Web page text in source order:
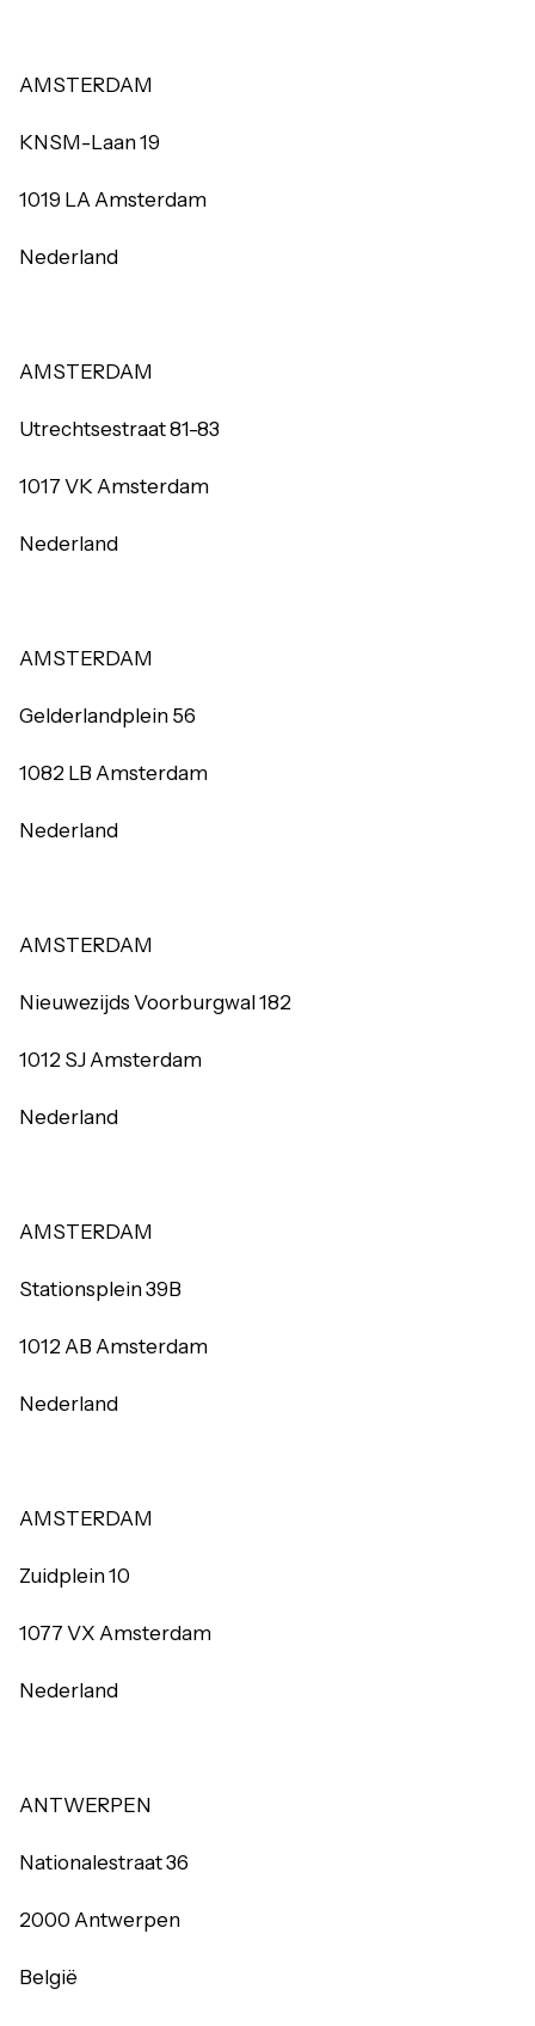
AMSTERDAM
KNSM-Laan 19
1019 LA Amsterdam
Nederland
AMSTERDAM
Utrechtsestraat 81-83
1017 VK Amsterdam
Nederland
AMSTERDAM
Gelderlandplein 56
1082 LB Amsterdam
Nederland
AMSTERDAM
Nieuwezijds Voorburgwal 182
1012 SJ Amsterdam
Nederland
AMSTERDAM
Stationsplein 39B
1012 AB Amsterdam
Nederland
AMSTERDAM
Zuidplein 10
1077 VX Amsterdam
Nederland
ANTWERPEN
Nationalestraat 36
2000 Antwerpen
België